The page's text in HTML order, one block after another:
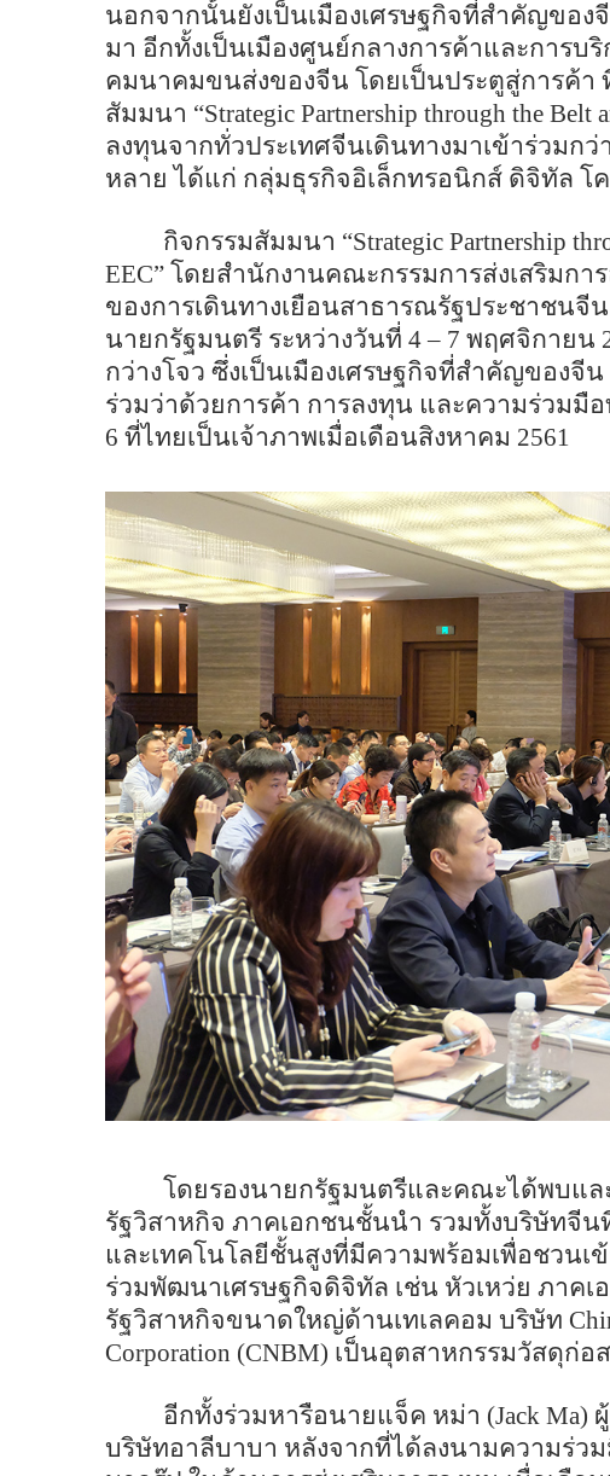
นอกจากนั้นยังเป็นเมืองเศรษฐกิจที่สำคัญของ
มา อีกทั้งเป็นเมืองศูนย์กลางการค้าและการบ
คมนาคมขนส่งของจีน โดยเป็นประตูสู่การค้
สัมมนา “Strategic Partnership through the Belt
ลงทุนจากทั่วประเทศจีนเดินทางมาเข้าร่วมกว่า
หลาย ได้แก่ กลุ่มธุรกิจอิเล็กทรอนิกส์ ดิจิทัล โ
กิจกรรมสัมมนา “Strategic Partnership
EEC” โดยสำนักงานคณะกรรมการส่งเสริมก
ของการเดินทางเยือนสาธารณรัฐประชาชน
นายกรัฐมนตรี ระหว่างวันที่ 4 – 7 พฤศจิกายน
กว่างโจว ซึ่งเป็นเมืองเศรษฐกิจที่สำคัญของ
ร่วมว่าด้วยการค้า การลงทุน และความร่วมมื
6 ที่ไทยเป็นเจ้าภาพเมื่อเดือนสิงหาคม 2561
โดยรองนายกรัฐมนตรีและคณะได้พบแ
รัฐวิสาหกิจ ภาคเอกชนชั้นนำ รวมทั้งบริษัทจี
และเทคโนโลยีชั้นสูงที่มีความพร้อมเพื่อชวนเ
ร่วมพัฒนาเศรษฐกิจดิจิทัล เช่น หัวเหว่ย ภาค
รัฐวิสาหกิจขนาดใหญ่ด้านเทเลคอม บริษัท
Corporation (CNBM) เป็นอุตสาหกรรมวัสดุก่อ
อีกทั้งร่วมหารือนายแจ็ค หม่า (Jack Ma)
บริษัทอาลีบาบา หลังจากที่ได้ลงนามความร่ว